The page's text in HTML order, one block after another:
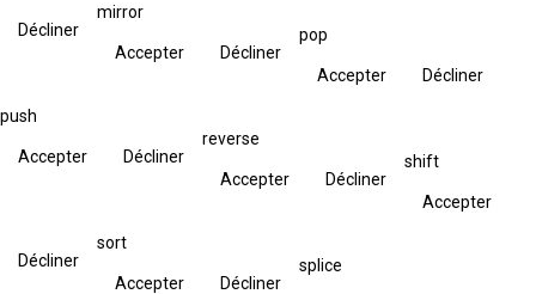
Décliner
mirror
Accepter Décliner
pop
Accepter Décliner
push
Accepter Décliner
reverse
Accepter Décliner
shift
Accepter
Décliner
sort
Accepter Décliner
splice